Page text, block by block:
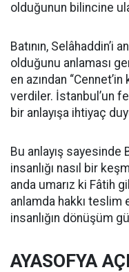
olduğunun bilincine
Batının, Selâhaddin’i
olduğunu anlaması
en azından “Cennet’in
verdiler. İstanbul’un
bir anlayışa ihtiyaç
Bu anlayış sayesinde
insanlığı nasıl bir
anda umarız ki Fâtih
anlamda hakkı teslim
insanlığın dönüşüm
AYASOFYA